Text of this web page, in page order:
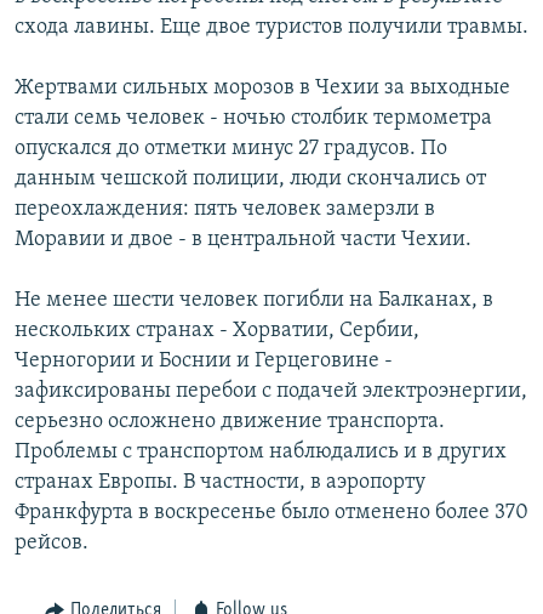
ОБЩЕСТВО
СПОРТ
ГОСТЬ НЕДЕЛИ
БЛОГИ
ЧИТАЕМ ПРЕССУ
ВИДЕО
АУДИО
АРХИВ РАДИОПРОГРАММЫ
Все сайты РСЕ/РС
схода лавины. Еще двое туристов получили травмы.
Жертвами сильных морозов в Чехии за выходные
стали семь человек - ночью столбик термометра
опускался до отметки минус 27 градусов. По
данным чешской полиции, люди скончались от
переохлаждения: пять человек замерзли в
Моравии и двое - в центральной части Чехии.
Не менее шести человек погибли на Балканах, в
нескольких странах - Хорватии, Сербии,
Черногории и Боснии и Герцеговине -
зафиксированы перебои с подачей электроэнергии,
серьезно осложнено движение транспорта.
Проблемы с транспортом наблюдались и в других
странах Европы. В частности, в аэропорту
Франкфурта в воскресенье было отменено более 370
рейсов.